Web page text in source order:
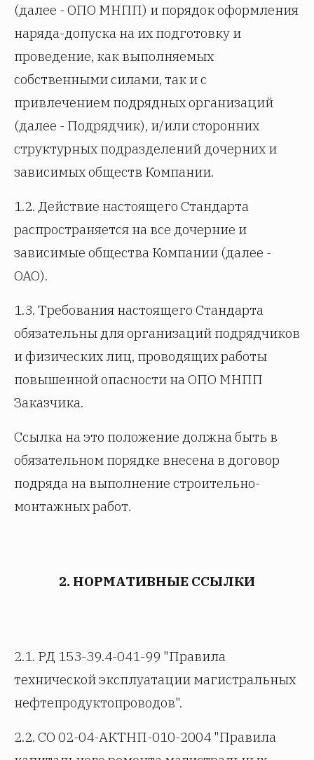
(далее - ОПО МНПП) и порядок оформления
наряда-допуска на их подготовку и
проведение, как выполняемых
собственными силами, так и с
привлечением подрядных организаций
(далее - Подрядчик), и/или сторонних
структурных подразделений дочерних и
зависимых обществ Компании.
1.2. Действие настоящего Стандарта
распространяется на все дочерние и
зависимые общества Компании (далее -
ОАО).
1.3. Требования настоящего Стандарта
обязательны для организаций подрядчиков
и физических лиц, проводящих работы
повышенной опасности на ОПО МНПП
Заказчика.
Ссылка на это положение должна быть в
обязательном порядке внесена в договор
подряда на выполнение строительно-
монтажных работ.
2. НОРМАТИВНЫЕ ССЫЛКИ
2.1. РД 153-39.4-041-99 "Правила
технической эксплуатации магистральных
нефтепродуктопроводов".
2.2. СО 02-04-АКТНП-010-2004 "Правила